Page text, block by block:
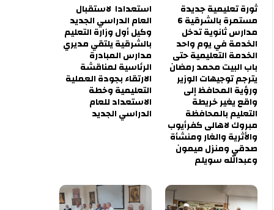
ثورة تعليمية جديدة
مستمرة بالشرقية 6
مدارس ثانوية تدخل
الخدمة في يوم واحد
الخدمة التعليمية حتى
باب البيت محمد رمضان
يترجم توجيهات الوزير
ورؤية المحافظ إلى
واقع يغير خريطة
التعليم بالمحافظة
مبروك لاهالى كفرأيوب
والأثرية والغار ومنشأة
صدقي ومنزل ميمون
وعبدالله سويلم
استعدادا لاستقبال
العام الدراسي الجديد
وكيل أول وزارة التعليم
بالشرقية يلتقي مديري
مدارس المبادرة
الرئاسية لمناقشة
الارتقاء بجودة العملية
التعليمية وخطة
الاستعداد للعام
الدراسي الجديد